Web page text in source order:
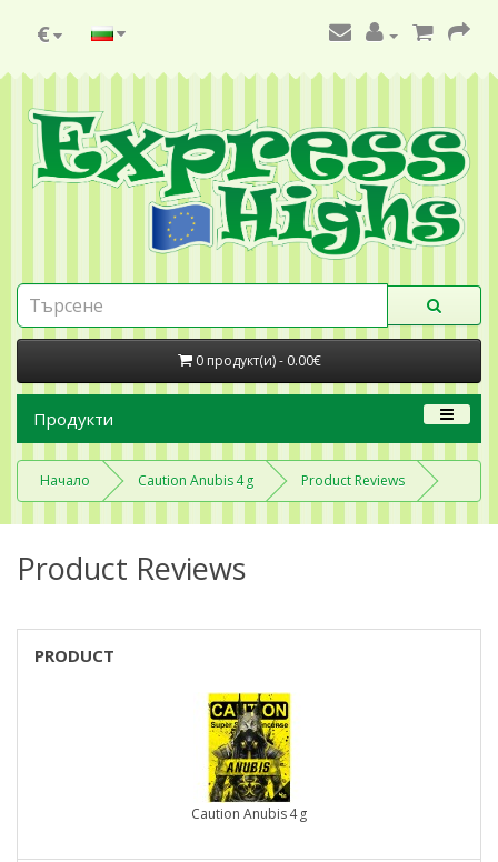
€
0 продукт(и) - 0.00€
Продукти
Начало Caution Anubis 4 g Product Reviews
Product Reviews
PRODUCT
Caution Anubis 4 g